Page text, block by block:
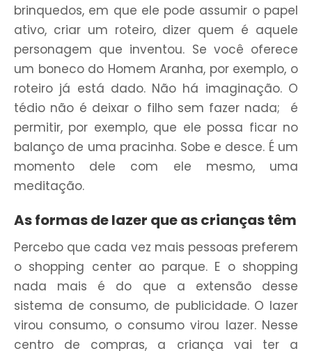
brinquedos, em que ele pode assumir o papel
ativo, criar um roteiro, dizer quem é aquele
personagem que inventou. Se você oferece
um boneco do Homem Aranha, por exemplo, o
roteiro já está dado. Não há imaginação. O
tédio não é deixar o filho sem fazer nada; é
permitir, por exemplo, que ele possa ficar no
balanço de uma pracinha. Sobe e desce. É um
momento dele com ele mesmo, uma
meditação.
As formas de lazer que as crianças têm
Percebo que cada vez mais pessoas preferem
o shopping center ao parque. E o shopping
nada mais é do que a extensão desse
sistema de consumo, de publicidade. O lazer
virou consumo, o consumo virou lazer. Nesse
centro de compras, a criança vai ter a